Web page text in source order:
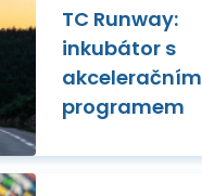
TC Runway:
inkubátor s
akceleračním
programem